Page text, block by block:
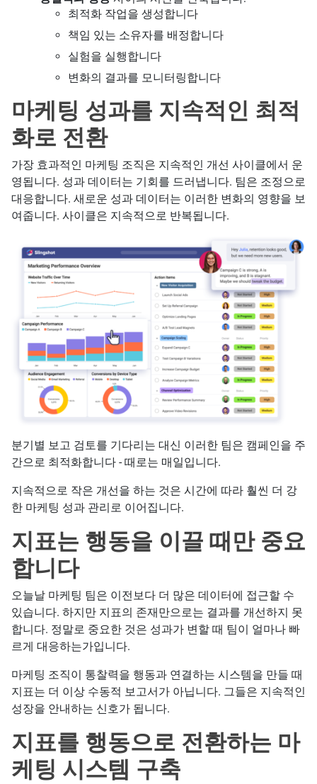
최적화 작업을 생성합니다
책임 있는 소유자를 배정합니다
실험을 실행합니다
변화의 결과를 모니터링합니다
마케팅 성과를 지속적인 최적
화로 전환
가장 효과적인 마케팅 조직은 지속적인 개선 사이클에서 운
영됩니다. 성과 데이터는 기회를 드러냅니다. 팀은 조정으로
대응합니다. 새로운 성과 데이터는 이러한 변화의 영향을 보
여줍니다. 사이클은 지속적으로 반복됩니다.
분기별 보고 검토를 기다리는 대신 이러한 팀은 캠페인을 주
간으로 최적화합니다 - 때로는 매일입니다.
지속적으로 작은 개선을 하는 것은 시간에 따라 훨씬 더 강
한 마케팅 성과 관리로 이어집니다.
지표는 행동을 이끌 때만 중요
합니다
오늘날 마케팅 팀은 이전보다 더 많은 데이터에 접근할 수
있습니다. 하지만 지표의 존재만으로는 결과를 개선하지 못
합니다. 정말로 중요한 것은 성과가 변할 때 팀이 얼마나 빠
르게 대응하는가입니다.
마케팅 조직이 통찰력을 행동과 연결하는 시스템을 만들 때
지표는 더 이상 수동적 보고서가 아닙니다. 그들은 지속적인
성장을 안내하는 신호가 됩니다.
지표를 행동으로 전환하는 마
케팅 시스템 구축